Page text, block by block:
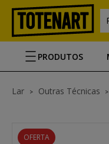
PRODUTOS
Lar Outras Técnicas
OFERTA